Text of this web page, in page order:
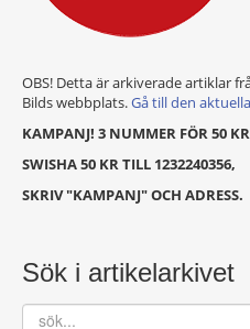
OBS! Detta är arkiverade artiklar
Bilds webbplats.Gå till den
KAMPANJ! 3 NUMMER FÖR 50
SWISHA 50 KR TILL 1232240356,
SKRIV "KAMPANJ" OCH ADRESS.
Sök i artikelarkivet
sök...